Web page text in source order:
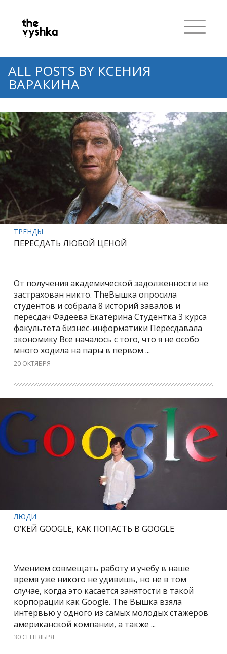
ALL POSTS BY КСЕНИЯ
ВАРАКИНА
ТРЕНДЫ
ПЕРЕСДАТЬ ЛЮБОЙ ЦЕНОЙ
От получения академической задолженности не
застрахован никто. TheВышка опросила
студентов и собрала 8 историй завалов и
пересдач Фадеева Екатерина Студентка 3 курса
факультета бизнес-информатики Пересдавала
экономику Все началось с того, что я не особо
много ходила на пары в первом ...
20 ОКТЯБРЯ
ЛЮДИ
О’КЕЙ GOOGLE, КАК ПОПАСТЬ В GOOGLE
Умением совмещать работу и учебу в наше
время уже никого не удивишь, но не в том
случае, когда это касается занятости в такой
корпорации как Google. The Вышка взяла
интервью у одного из самых молодых стажеров
американской компании, а также ...
30 СЕНТЯБРЯ